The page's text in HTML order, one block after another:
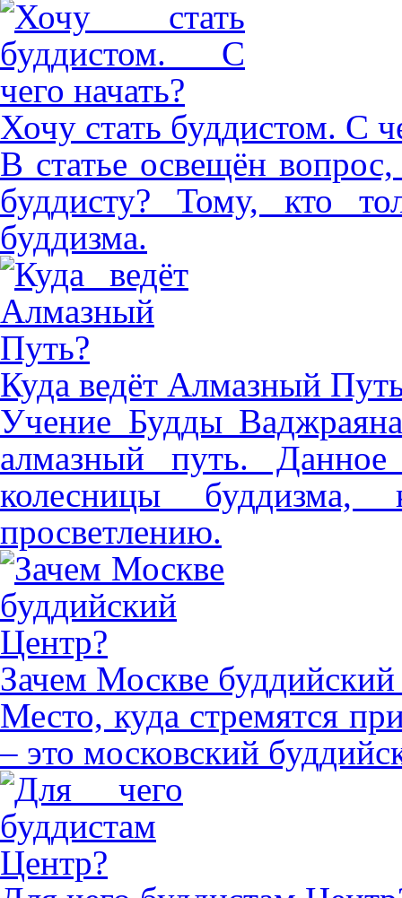
Хочу стать буддистом. С
В статье освещён
буддисту? Тому, кто
буддизма.
Куда ведёт Алмазный
Учение Будды
алмазный путь.
колесницы
просветлению.
Зачем Москве
Место, куда стремятся
– это московский